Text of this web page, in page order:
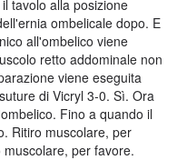
tavolo alla posizione
ombelicale dopo. E
all'ombelico viene
retto addominale non
viene eseguita
di Vicryl 3-0. Sì. Ora
Fino a quando il
Ritiro muscolare, per
per favore.